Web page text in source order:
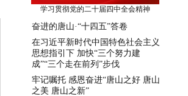
学习贯彻党的二十届四中全会精神
奋进的唐山·“十四五”答卷
在习近平新时代中国特色社会主义
思想指引下 加快“三个努力建
成”“三个走在前列”步伐
牢记嘱托 感恩奋进“唐山之好 唐山
之美 唐山之新”